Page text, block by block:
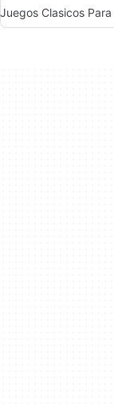
Juegos Clasicos